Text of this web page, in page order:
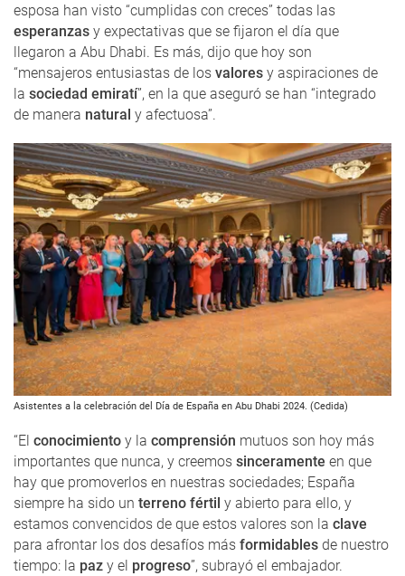
esposa han visto “cumplidas con creces” todas las
esperanzas y expectativas que se fijaron el día que
llegaron a Abu Dhabi. Es más, dijo que hoy son
“mensajeros entusiastas de los valores y aspiraciones de
la sociedad emiratí”, en la que aseguró se han “integrado
de manera natural y afectuosa”.
Asistentes a la celebración del Día de España en Abu Dhabi 2024. (Cedida)
“El conocimiento y la comprensión mutuos son hoy más
importantes que nunca, y creemos sinceramente en que
hay que promoverlos en nuestras sociedades; España
siempre ha sido un terreno fértil y abierto para ello, y
estamos convencidos de que estos valores son la clave
para afrontar los dos desafíos más formidables de nuestro
tiempo: la paz y el progreso”, subrayó el embajador.